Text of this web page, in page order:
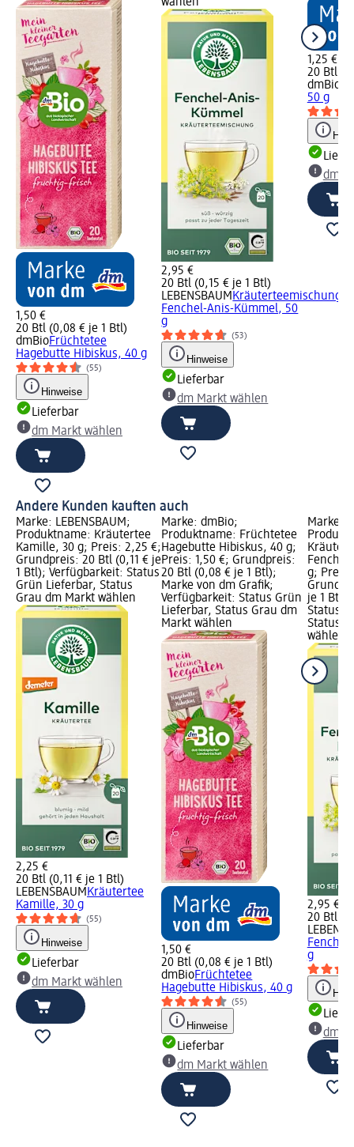
1,50 €
20 Btl (0,08 € je 1 Btl)
dmBioFrüchtetee
Hagebutte Hibiskus, 40 g
(55)
Hinweise
Lieferbar
dm Markt wählen
2,95 €
20 Btl (0,15 € je 1 Btl)
LEBENSBAUM Kräuterteemischung
Fenchel-Anis-Kümmel, 50
g
(53)
Hinweise
Lieferbar
dm Markt wählen
1,25 €
20 Btl
dmBio
50 g
dm
Andere Kunden kauften auch
Marke: LEBENSBAUM;
Produktname: Kräutertee
Kamille, 30 g; Preis: 2,25 €;
Grundpreis: 20 Btl (0,11 € je
1 Btl); Verfügbarkeit: Status
Grün Lieferbar, Status
Grau dm Markt wählen
2,25 €
20 Btl (0,11 € je 1 Btl)
LEBENSBAUM Kräutertee
Kamille, 30 g
(55)
Hinweise
Lieferbar
dm Markt wählen
Marke: dmBio;
Produktname: Früchtetee
Hagebutte Hibiskus, 40 g;
Preis: 1,50 €; Grundpreis:
20 Btl (0,08 € je 1 Btl);
Marke von dm Grafik;
Verfügbarkeit: Status Grün
Lieferbar, Status Grau dm
Markt wählen
1,50 €
20 Btl (0,08 € je 1 Btl)
dmBioFrüchtetee
Hagebutte Hibiskus, 40 g
(55)
Hinweise
Lieferbar
dm Markt wählen
Marke:
g; Preis:
je 1 Btl);
Status
Status
wählen
2,95 €
20 Btl
g
dm